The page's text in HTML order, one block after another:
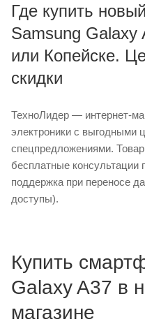
Где купить
Samsung Galaxy
или Копейске.
скидки
ТехноЛидер — интернет-
электроники с выгодными
спецпредложениями.
бесплатные консультации
поддержка при переносе
доступы).
Купить
Galaxy A37 в
магазине